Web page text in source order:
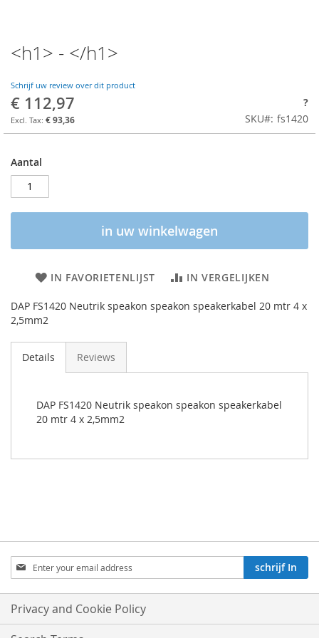
<h1> - </h1>
Schrijf uw review over dit product
€ 112,97
€ 93,36
?
SKU
fs1420
Aantal
in uw winkelwagen
IN FAVORIETENLIJST IN VERGELIJKEN
DAP FS1420 Neutrik speakon speakon speakerkabel 20 mtr 4 x
2,5mm2
Details Reviews
DAP FS1420 Neutrik speakon speakon speakerkabel
20 mtr 4 x 2,5mm2
Aboneren
op
onze
nieuwsbrief:
schrijf In
Privacy and Cookie Policy